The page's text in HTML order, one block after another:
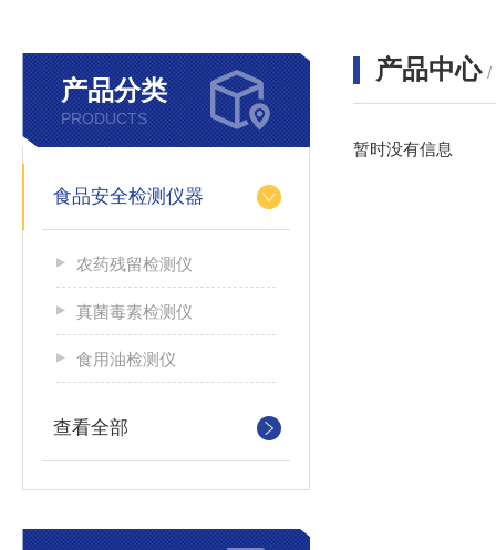
产品分类
PRODUCTS
食品安全检测仪器
农药残留检测仪
真菌毒素检测仪
食用油检测仪
查看全部
产品中心 /
暂时没有信息